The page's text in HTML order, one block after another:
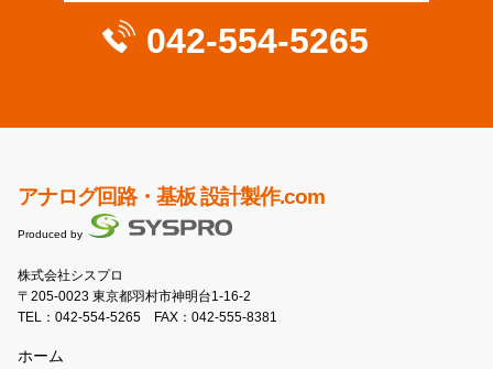
042-554-5265
アナログ回路・基板 設計製作.com
Produced by
株式会社シスプロ
〒205-0023 東京都羽村市神明台1-16-2
TEL： 042-554-5265 FAX：042-555-8381
ホーム